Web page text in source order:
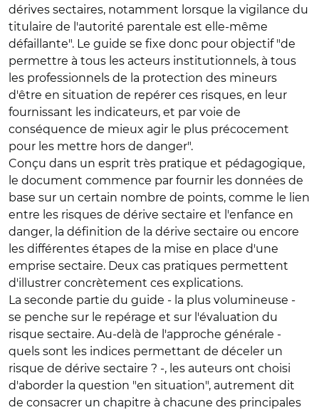
dérives sectaires, notamment lorsque la vigilance du
titulaire de l'autorité parentale est elle-même
défaillante". Le guide se fixe donc pour objectif "de
permettre à tous les acteurs institutionnels, à tous
les professionnels de la protection des mineurs
d'être en situation de repérer ces risques, en leur
fournissant les indicateurs, et par voie de
conséquence de mieux agir le plus précocement
pour les mettre hors de danger".
Conçu dans un esprit très pratique et pédagogique,
le document commence par fournir les données de
base sur un certain nombre de points, comme le lien
entre les risques de dérive sectaire et l'enfance en
danger, la définition de la dérive sectaire ou encore
les différentes étapes de la mise en place d'une
emprise sectaire. Deux cas pratiques permettent
d'illustrer concrètement ces explications.
La seconde partie du guide - la plus volumineuse -
se penche sur le repérage et sur l'évaluation du
risque sectaire. Au-delà de l'approche générale -
quels sont les indices permettant de déceler un
risque de dérive sectaire ? -, les auteurs ont choisi
d'aborder la question "en situation", autrement dit
de consacrer un chapitre à chacune des principales